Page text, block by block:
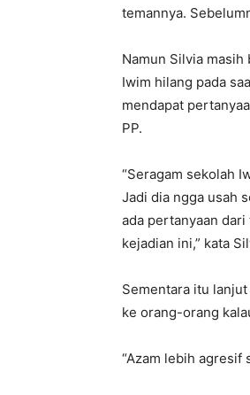
temannya.
Namun Silvia
Iwim hilang pada
mendapat
PP.
“Seragam sekolah
Jadi dia ngga usah
ada pertanyaan
kejadian ini,” kata
Sementara itu
ke orang-orang
“Azam lebih agresif